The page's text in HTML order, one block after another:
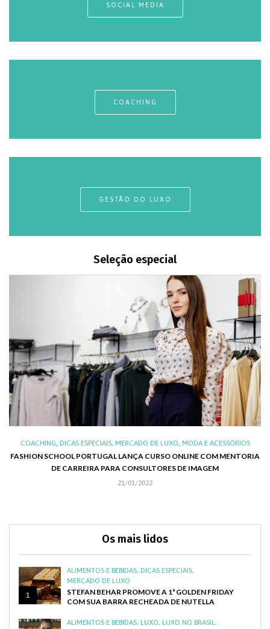
SOCIAL MEDIA
COACHING
GESTÃO DO LUXO
Seleção especial
COACHING, DICAS ESPECIAIS, MERCADO DE LUXO, MODA E ACESSÓRIOS
FASHION SCHOOL PORTUGAL LANÇA CURSO ONLINE COM MENTORIA
DE CARREIRA PARA CONSULTORES DE IMAGEM
21/01/2022
Os mais lidos
1
ALIMENTOS E BEBIDAS, DICAS ESPECIAIS,
MERCADO DE LUXO
STEFAN BEHAR PROMOVE A 1ª GOLDEN FRIDAY
COM SUA BARRA RECHEADA DE NUTELLA
ALIMENTOS E BEBIDAS, LUXO, LUXO NO BRASIL ,